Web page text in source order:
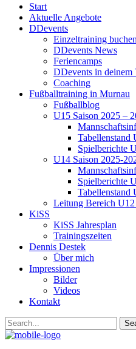
Start
Aktuelle Angebote
DDevents
Einzeltraining buchen
DDevents News
Feriencamps
DDevents in deinem
Coaching
Fußballtraining in Murnau
Fußballblog
U15 Saison 2025 –
Tabellenstand
Spielberichte
U14 Saison 2025-
Spielberichte
Tabellenstand
Leitung Bereich
KiSS
KiSS Jahresplan
Trainingszeiten
Dennis Destek
Über mich
Impressionen
Bilder
Videos
Kontakt